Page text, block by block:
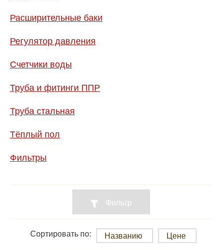
Расширительные баки
Регулятор давления
Счетчики воды
Труба и фитинги ППР
Труба стальная
Тёплый пол
Фильтры
Фильтр
Сортировать по: Названию Цене